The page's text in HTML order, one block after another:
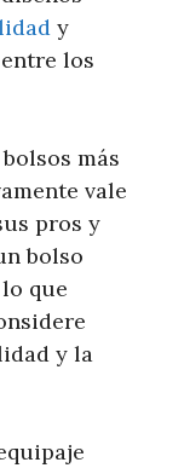
y
los
más
vale
pros y
bolso
que
y la